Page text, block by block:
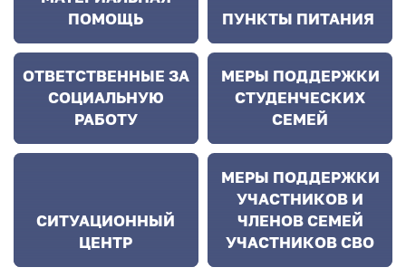
ПОМОЩЬ
ПУНКТЫ ПИТАНИЯ
ОТВЕТСТВЕННЫЕ ЗА
СОЦИАЛЬНУЮ
РАБОТУ
МЕРЫ ПОДДЕРЖКИ
СТУДЕНЧЕСКИХ
СЕМЕЙ
СИТУАЦИОННЫЙ
ЦЕНТР
МЕРЫ ПОДДЕРЖКИ
УЧАСТНИКОВ И
ЧЛЕНОВ СЕМЕЙ
УЧАСТНИКОВ СВО